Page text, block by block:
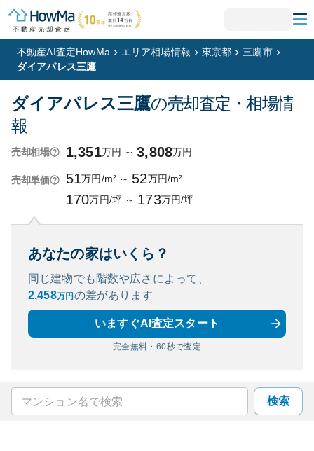
不動産AI査定HowMa エリア相場情報 東京都
三鷹市
ダイアパレス三鷹
ダイアパレス三鷹の売却査定・相場情
報
売却相場 1,351万円 ～ 3,808万円
売却単価 51万円/m² ～ 52万円/m²
170万円/坪 ～ 173万円/坪
あなたの家はいくら？
同じ建物でも階数や広さによって、
2,458万円 の差があります
いますぐAI査定スタート
完全無料・60秒で査定
検索